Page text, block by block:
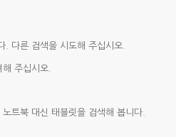
. 다른 검색을 시도해 주십시오.
주십시오.
트북 대신 태블릿을 검색해 봅니다.